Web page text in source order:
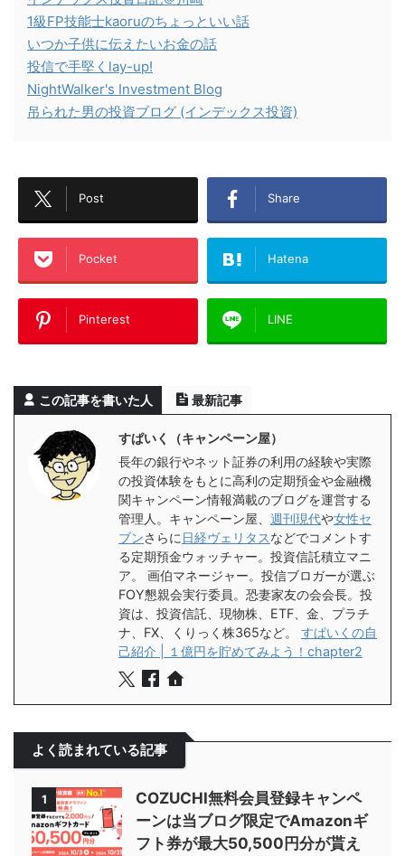
1級FP技能士kaoruのちょっといい話
いつか子供に伝えたいお金の話
投信で手堅くlay-up!
NightWalker's Investment Blog
吊られた男の投資ブログ (インデックス投資)
Post Share
Pocket Hatena
Pinterest LINE
この記事を書いた人 最新記事
すぱいく（キャンペーン屋）
長年の銀行やネット証券の利用の経験や実際
の投資体験をもとに高利の定期預金や金融機
関キャンペーン情報満載のブログを運営する
管理人。キャンペーン屋、 週刊現代や女性セ
ブンさらに 日経ヴェリタスなどでコメントす
る定期預金ウォッチャー。投資信託積立マニ
ア。 画伯マネージャー。投信ブロガーが選ぶ
FOY懇親会実行委員。恐妻家友の会会長。投
資は、投資信託、現物株、ETF、金、プラチ
ナ、FX、くりっく株365など。 すぱいくの自
己紹介 | １億円を貯めてみよう！chapter2
よく読まれている記事
1
COZUCHI無料会員登録キャンペ
ーンは当ブログ限定でAmazonギ
フト券が最大50,500円分が貰え